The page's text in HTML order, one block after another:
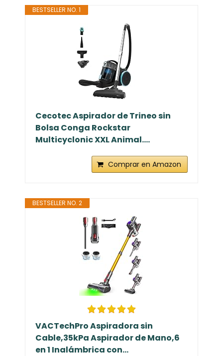
BESTSELLER NO. 1
Cecotec Aspirador de Trineo sin
Bolsa Conga Rockstar
Multicyclonic XXL Animal....
Comprar en Amazon
BESTSELLER NO. 2
VACTechPro Aspiradora sin
Cable,35kPa Aspirador de Mano,6
en 1 Inalámbrica con...